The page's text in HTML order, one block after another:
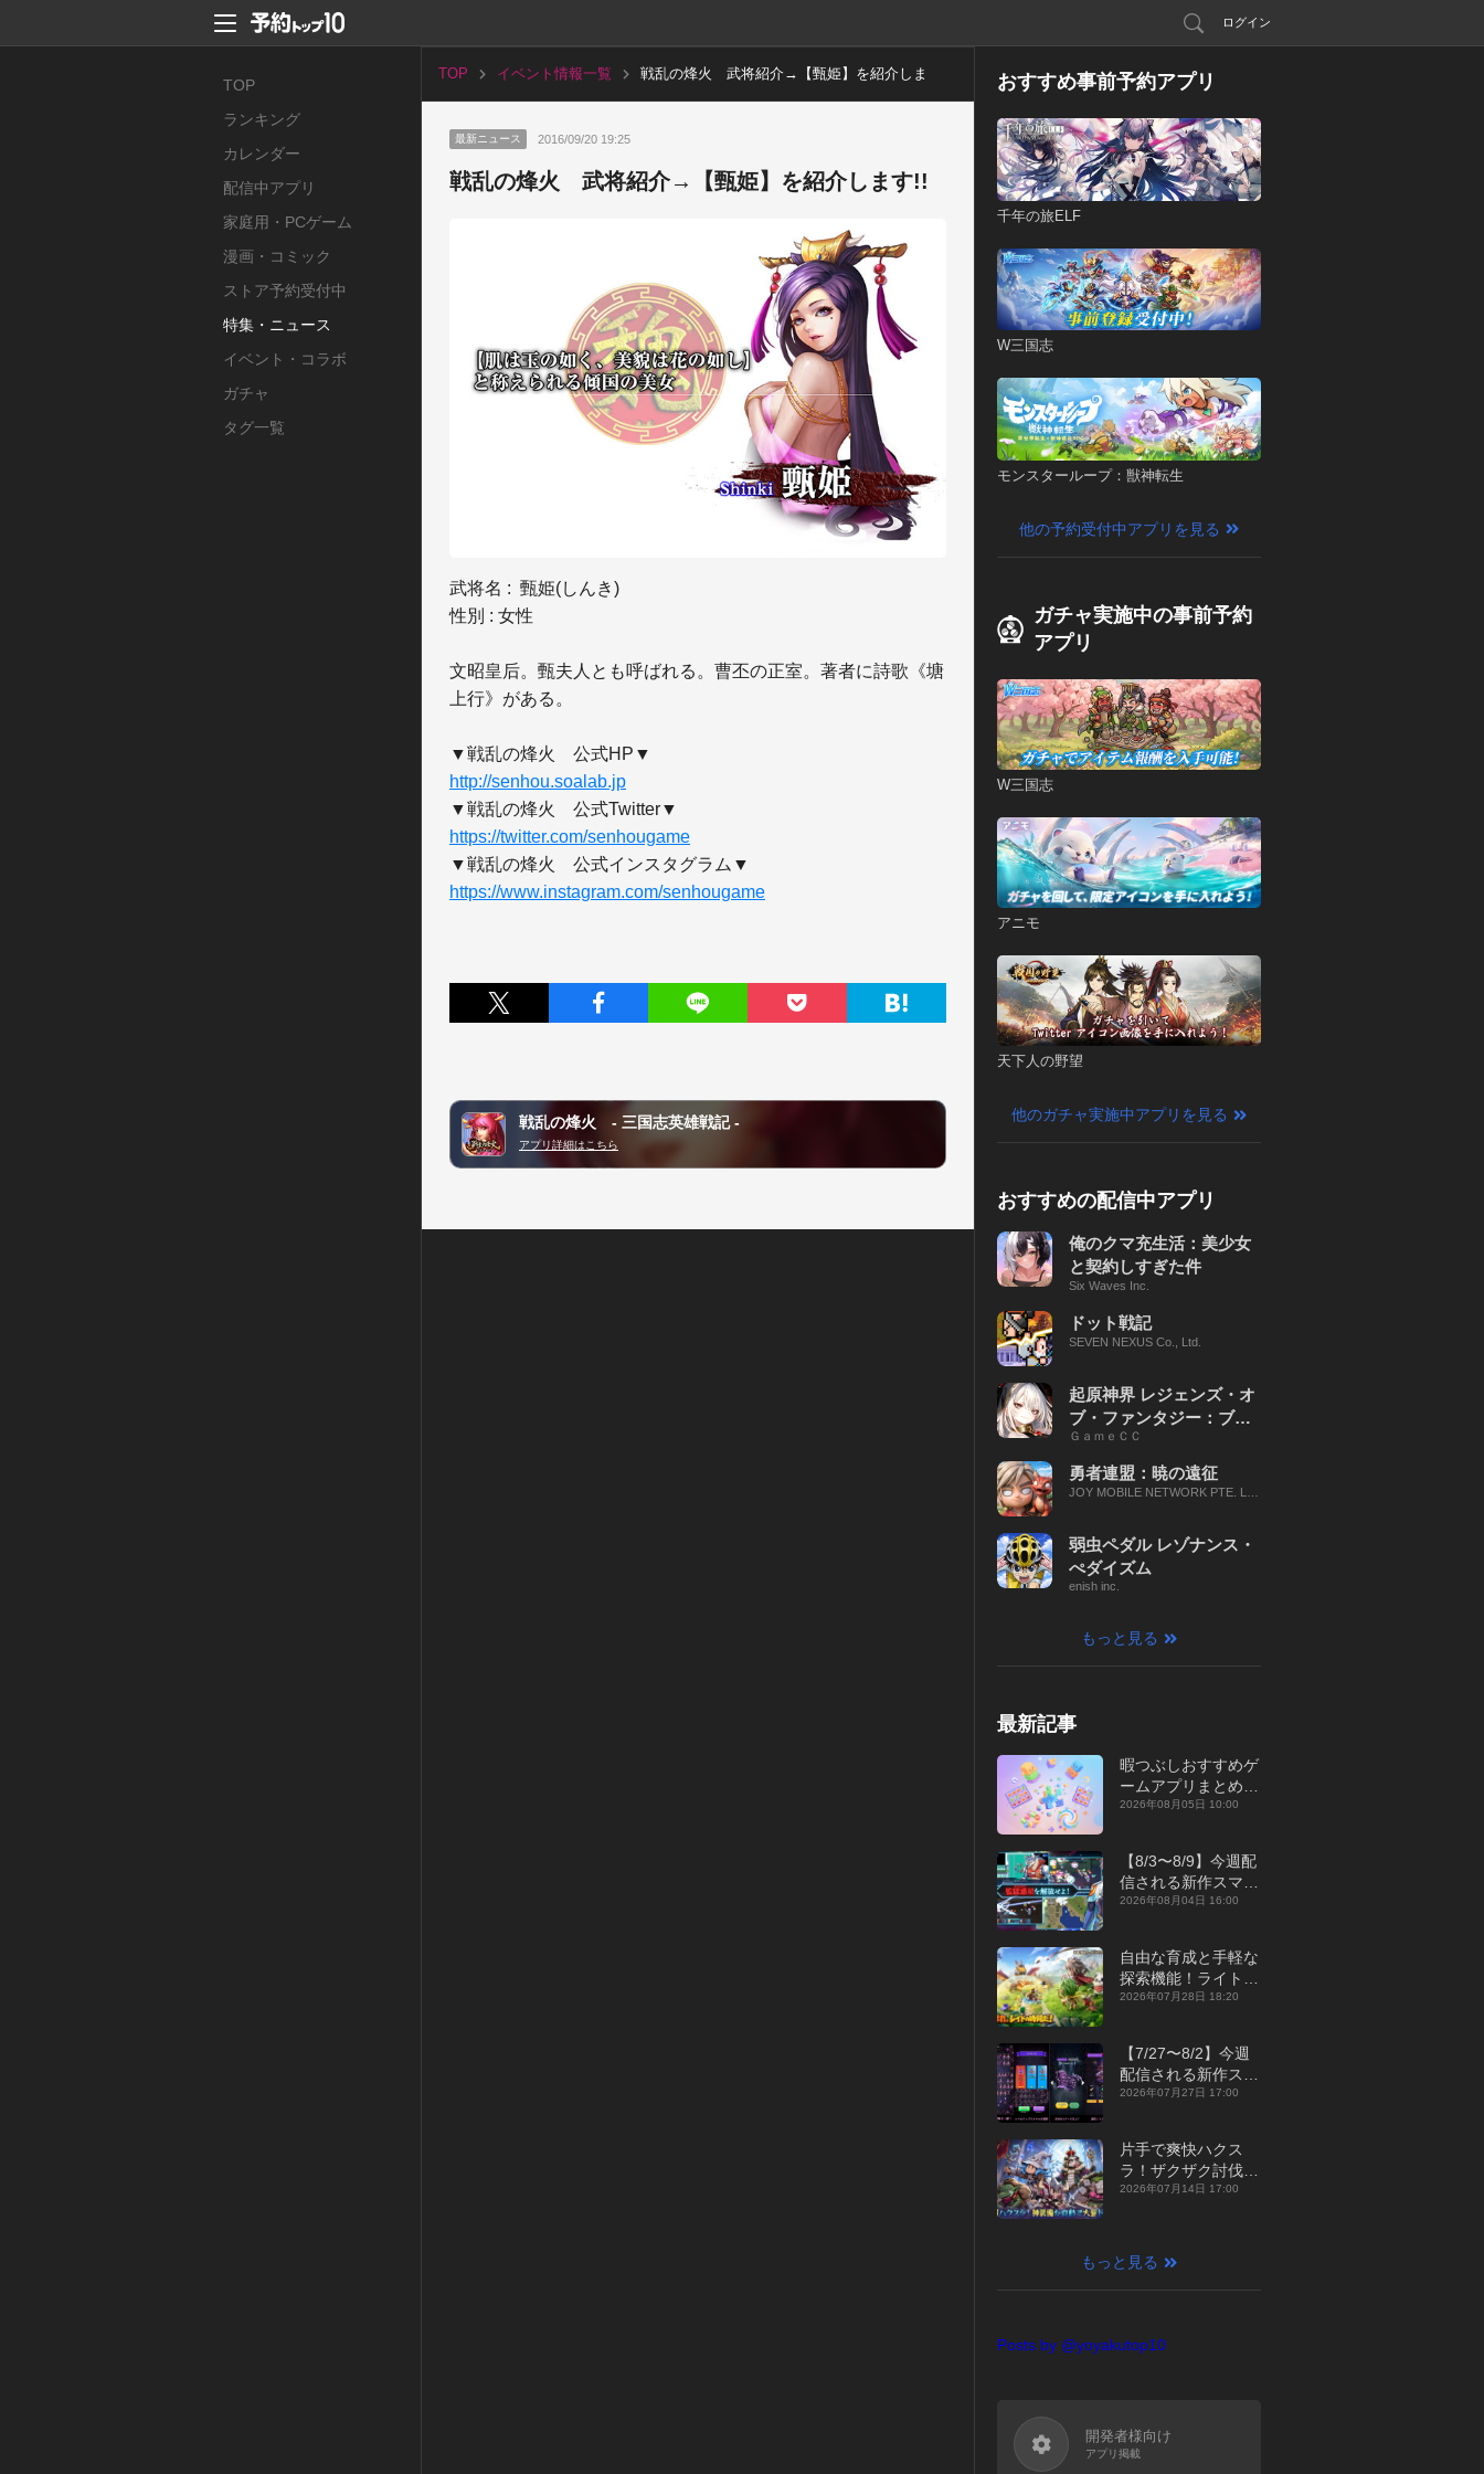
ログイン
TOP
ランキング
カレンダー
配信中アプリ
家庭用・PCゲーム
漫画・コミック
ストア予約受付中
特集・ニュース
イベント・コラボ
ガチャ
タグ一覧
TOP イベント情報一覧
戦乱の烽火 武将紹介→【甄姫】を紹介しま
最新ニュース 2016/09/20 19:25
戦乱の烽火 武将紹介→【甄姫】を紹介します!!
武将名 :  甄姫(しんき)
性別 : 女性
文昭皇后。甄夫人とも呼ばれる。曹丕の正室。著者に詩歌《塘
上行》がある。
http://senhou.soalab.jp
https://twitter.com/senhougame
https://www.instagram.com/senhougame
戦乱の烽火 - 三国志英雄戦記 -
アプリ詳細はこちら
おすすめ事前予約アプリ
千年の旅ELF
W三国志
モンスターループ：獣神転生
他の予約受付中アプリを見る
ガチャ実施中の事前予約
アプリ
W三国志
アニモ
天下人の野望
他のガチャ実施中アプリを見る
おすすめの配信中アプリ
俺のクマ充生活：美少女
と契約しすぎた件
Six Waves Inc.
ドット戦記
SEVEN NEXUS Co., Ltd.
起原神界 レジェンズ・オ
ブ・ファンタジー：ブレ
イブ X
ＧａｍｅＣＣ
勇者連盟：暁の遠征
JOY MOBILE NETWORK PTE. LT
弱虫ペダル レゾナンス・
ぺダイズム
enish inc.
もっと見る
最新記事
暇つぶしおすすめゲ
ームアプリまとめ｜
オフライン対応あり
2026年08月05日 10:00
【8/3〜8/9】今週配
信される新作スマホ
ゲームをまとめてお
2026年08月04日 16:00
自由な育成と手軽な
探索機能！ライトカ
ジュアルMMORPG
征』【最新作PICKU
P】
2026年07月28日 18:20
【7/27〜8/2】今週
配信される新作スマ
ホゲームをまとめて
年】
2026年07月27日 17:00
片手で爽快ハクス
ラ！ザクザク討伐し
て神装備を集める放
【最新作PICKUP】
2026年07月14日 17:00
もっと見る
Posts by @yoyakutop10
開発者様向け
アプリ掲載